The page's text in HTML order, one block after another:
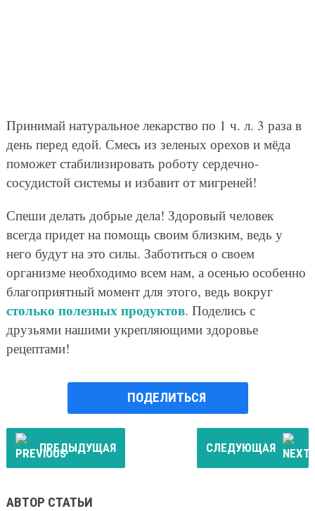
Принимай натуральное лекарство по 1 ч. л. 3 раза в
день перед едой. Смесь из зеленых орехов и мёда
поможет стабилизировать роботу сердечно-
сосудистой системы и избавит от мигреней!
Спеши делать добрые дела! Здоровый человек
всегда придет на помощь своим близким, ведь у
него будут на это силы. Заботиться о своем
организме необходимо всем нам, а осенью особенно
благоприятный момент для этого, ведь вокруг
столько полезных продуктов. Поделись с
друзьями нашими укрепляющими здоровье
рецептами!
ПОДЕЛИТЬСЯ
ПРЕДЫДУЩАЯ СЛЕДУЮЩАЯ
АВТОР СТАТЬИ